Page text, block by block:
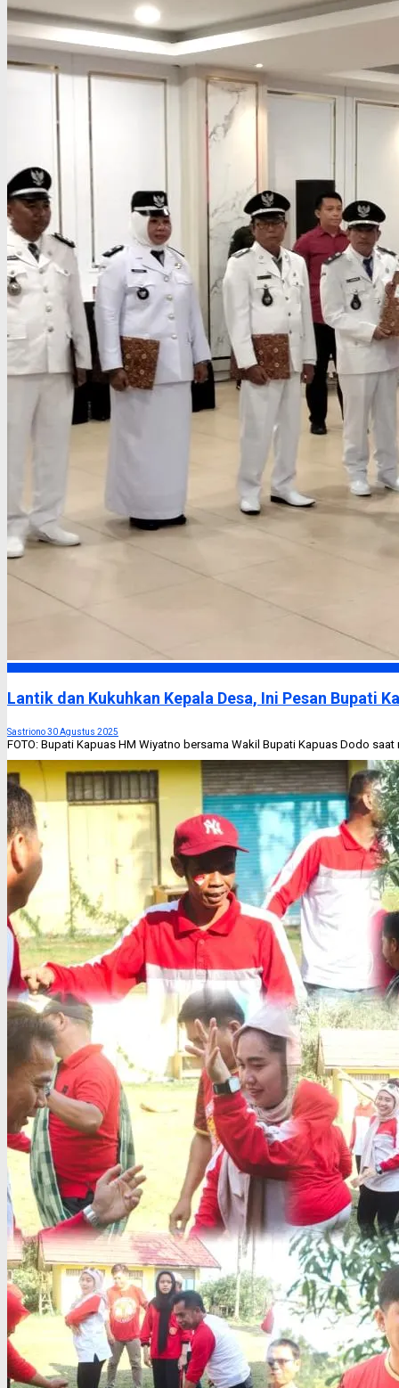
Lantik dan Kukuhkan Kepala Desa, Ini Pesan Bupati
Sastriono30 Agustus 2025
FOTO: Bupati Kapuas HM Wiyatno bersama Wakil Bupati Kapuas Dodo